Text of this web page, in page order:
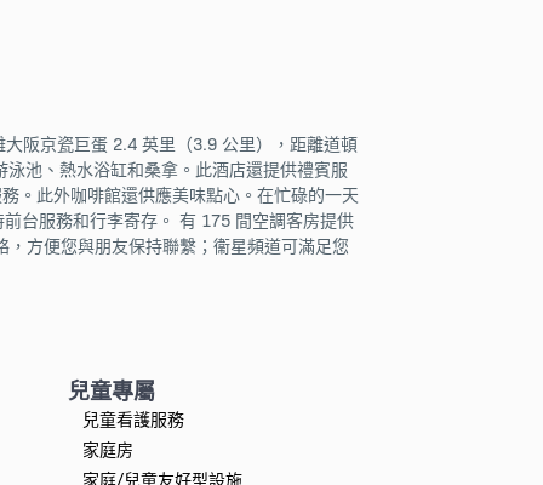
阪京瓷巨蛋 2.4 英里（3.9 公里），距離道頓
池、熱水浴缸和桑拿。此酒店還提供禮賓服
。此外咖啡館還供應美味點心。在忙碌的一天
台服務和行李寄存。 有 175 間空調客房提供
方便您與朋友保持聯繫；衞星頻道可滿足您
兒童專屬
兒童看護服務
家庭房
家庭/兒童友好型設施